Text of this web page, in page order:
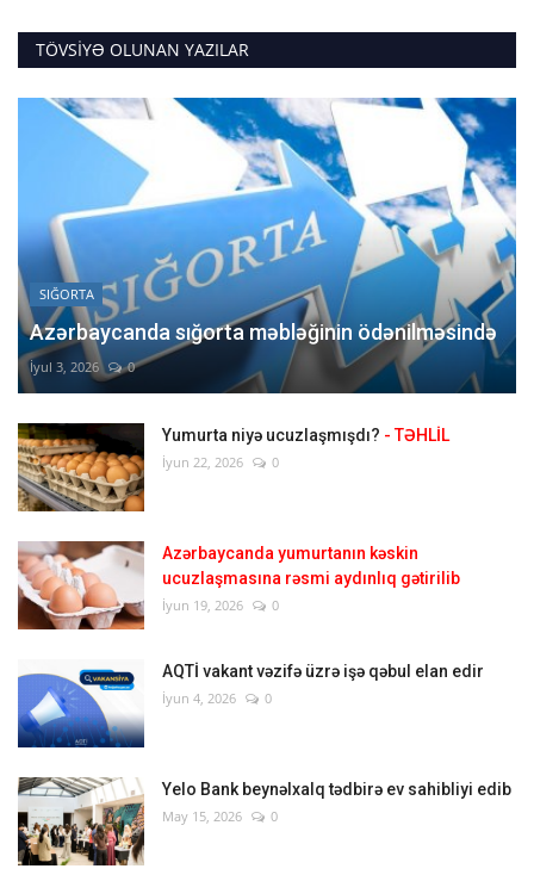
TÖVSIYƏ OLUNAN YAZILAR
SIĞORTA
Azərbaycanda sığorta məbləğinin ödənilməsində
İyul 3, 2026 0
Yumurta niyə ucuzlaşmışdı? - TƏHLİL
İyun 22, 2026 0
Azərbaycanda yumurtanın kəskin
ucuzlaşmasına rəsmi aydınlıq gətirilib
İyun 19, 2026 0
AQTİ vakant vəzifə üzrə işə qəbul elan edir
İyun 4, 2026 0
Yelo Bank beynəlxalq tədbirə ev sahibliyi edib
May 15, 2026 0